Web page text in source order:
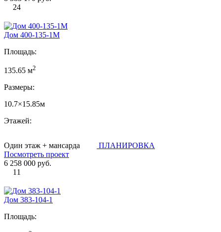
24
Дом 400-135-1М
Площадь:
135.65 м2
Размеры:
10.7×15.85м
Этажей:
Один этаж + мансарда
ПЛАНИРОВКА
Посмотреть проект
6 258 000 руб.
11
Дом 383-104-1
Площадь: